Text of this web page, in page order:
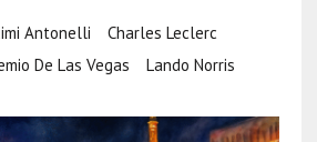
Antonelli
Charles Leclerc
De Las Vegas
Lando Norris